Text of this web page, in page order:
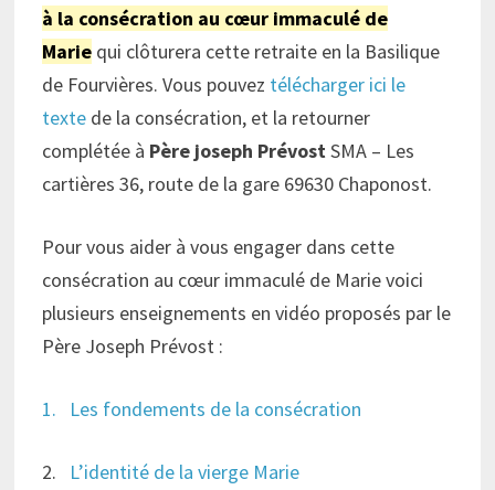
à la consécration au cœur immaculé de
Marie qui clôturera cette retraite en la Basilique
de Fourvières. Vous pouvez télécharger ici le
textede la consécration, et la retourner
complétée à Père joseph PrévostSMA – Les
cartières 36, route de la gare 69630 Chaponost.
Pour vous aider à vous engager dans cette
consécration au cœur immaculé de Marie voici
plusieurs enseignements en vidéo proposés par le
Père Joseph Prévost :
1. Les fondements de la consécration
2. L’identité de la vierge Marie